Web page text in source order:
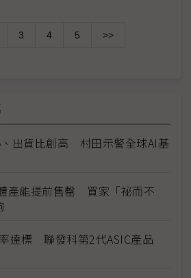
3 4 5 >>
、出貨比創高 村田示警全球AI基
產能提前售罄 買家「祕而不
達標 聯發科第2代ASIC產品